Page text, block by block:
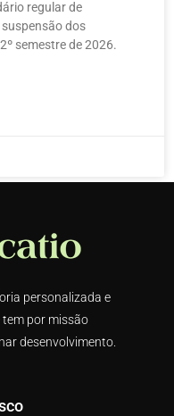
regular de
dos
semestre de 2026.
personalizada e
por missão
desenvolvimento.